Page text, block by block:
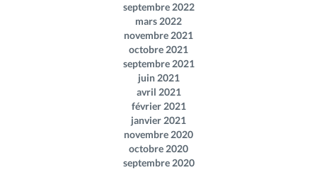
septembre 2022
mars 2022
novembre 2021
octobre 2021
septembre 2021
juin 2021
avril 2021
février 2021
janvier 2021
novembre 2020
octobre 2020
septembre 2020